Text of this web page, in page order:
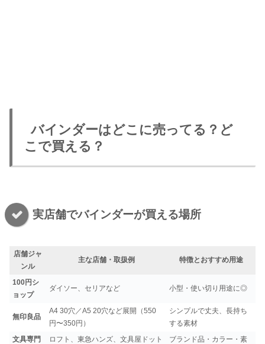
バインダーはどこに売ってる？ど
こで買える？
実店舗でバインダーが買える場所
店舗ジャ
ンル
主な店舗・取扱例 特徴とおすすめ用途
100円シ
ョップ
ダイソー、セリアなど 小型・使い切り用途に◎
無印良品
A4 30穴／A5 20穴など展開（550
円〜350円）
シンプルで丈夫、長持ち
する素材
文具専門
ロフト、東急ハンズ、文具屋ドット
ブランド品・カラー・素